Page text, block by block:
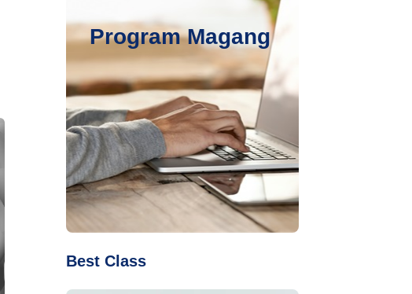
Program Magang
Best Class